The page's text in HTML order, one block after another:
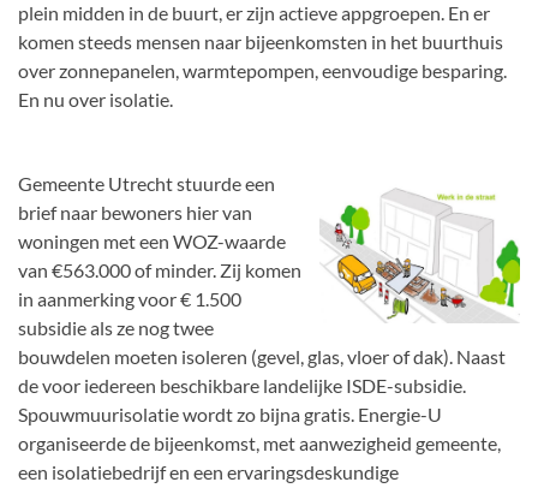
plein midden in de buurt, er zijn actieve appgroepen. En er
komen steeds mensen naar bijeenkomsten in het buurthuis
over zonnepanelen, warmtepompen, eenvoudige besparing.
En nu over isolatie.
Gemeente Utrecht stuurde een
brief naar bewoners hier van
woningen met een WOZ-waarde
van €563.000 of minder. Zij komen
in aanmerking voor € 1.500
subsidie als ze nog twee
bouwdelen moeten isoleren (gevel, glas, vloer of dak). Naast
de voor iedereen beschikbare landelijke ISDE-subsidie.
Spouwmuurisolatie wordt zo bijna gratis. Energie-U
organiseerde de bijeenkomst, met aanwezigheid gemeente,
een isolatiebedrijf en een ervaringsdeskundige